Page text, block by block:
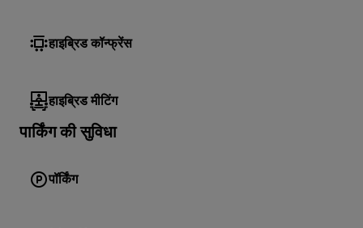
हाइब्रिड कॉन्फ्रेंस
हाइब्रिड मीटिंग
पार्किंग की सुविधा
पॉर्किंग